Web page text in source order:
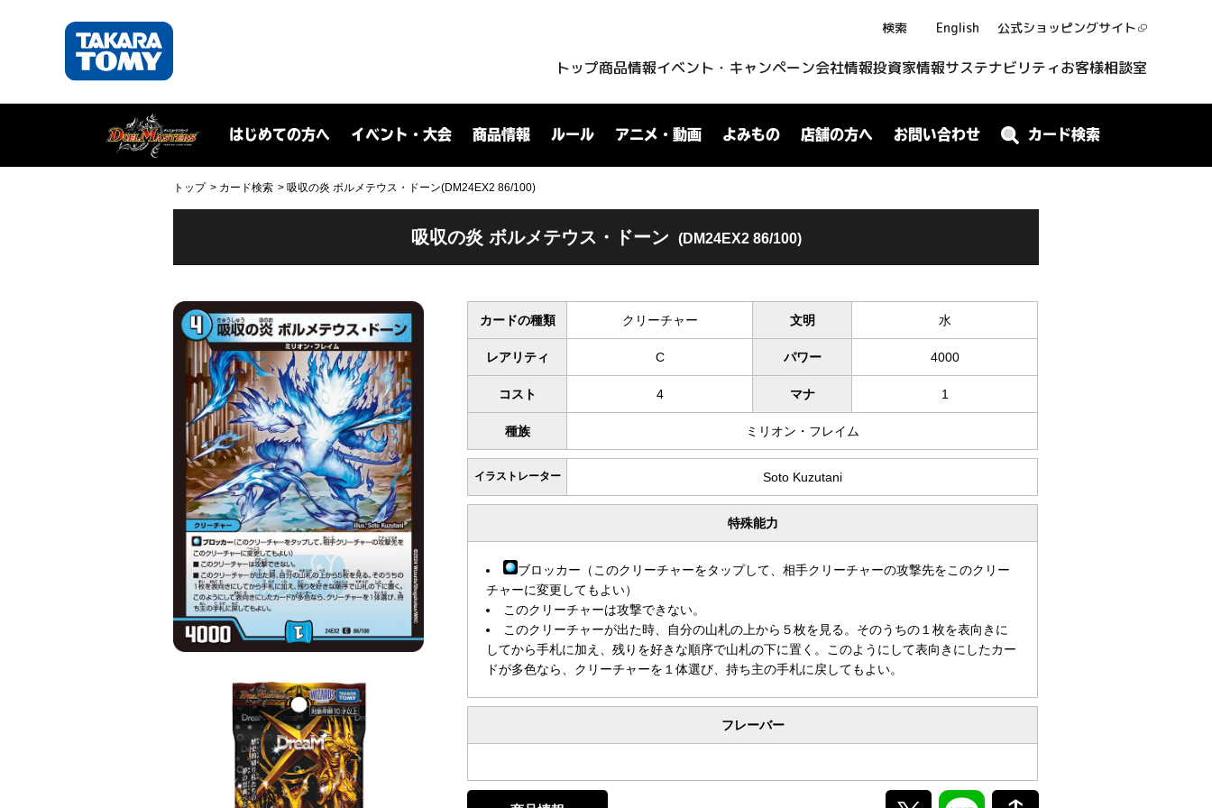
検索 English 公式ショッピングサイト
トップ商品情報イベント・キャンペーン会社情報投資家情報サステナビリティお客様相談室
はじめての方へ イベント・大会 商品情報 ルール アニメ・動画 よみもの 店舗の方へ お問い合わせ カード検索
トップ カード検索 吸収の炎 ボルメテウス・ドーン(DM24EX2 86/100)
吸収の炎 ボルメテウス・ドーン (DM24EX2 86/100)
カードの種類 クリーチャー 文明 水
レアリティ C パワー 4000
コスト 4 マナ 1
種族 ミリオン・フレイム
イラストレーター Soto Kuzutani
特殊能力
ブロッカー（このクリーチャーをタップして、相手クリーチャーの攻撃先をこのクリー
チャーに変更してもよい）
このクリーチャーは攻撃できない。
このクリーチャーが出た時、自分の山札の上から５枚を見る。そのうちの１枚を表向きに
してから手札に加え、残りを好きな順序で山札の下に置く。このようにして表向きにしたカー
ドが多色なら、クリーチャーを１体選び、持ち主の手札に戻してもよい。
フレーバー